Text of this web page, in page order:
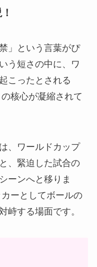
」という言葉がぴ
う短さの中に、ワ
こったとされる
核心が凝縮されて
、ワールドカップ
、緊迫した試合の
ーンへと移りま
ーとしてボールの
峙する場面です。